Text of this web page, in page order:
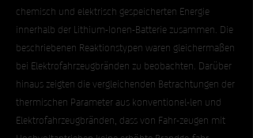
chemisch und elektrisch gespeicherten Energie
innerhalb der Lithium-Ionen-Batterie zusammen. Die
beschriebenen Reaktionstypen waren gleichermaßen
bei Elektrofahrzeugbränden zu beobachten. Darüber
hinaus zeigten die vergleichenden Betrachtungen der
thermischen Parameter aus konventionel-len und
Elektrofahrzeugbränden, dass von Fahr-zeugen mit